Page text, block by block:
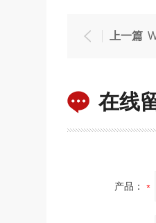
上一篇
在线
产品：